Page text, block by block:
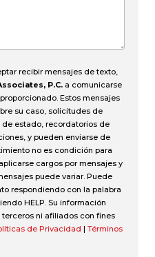
recibir mensajes de texto,
P.C. a comunicarse
Estos mensajes
su caso, solicitudes de
estado, recordatorios de
y pueden enviarse de
no es condición para
cargos por mensajes y
puede variar. Puede
respondiendo con la palabra
HELP. Su información
ni afiliados con fines
de Privacidad | Términos